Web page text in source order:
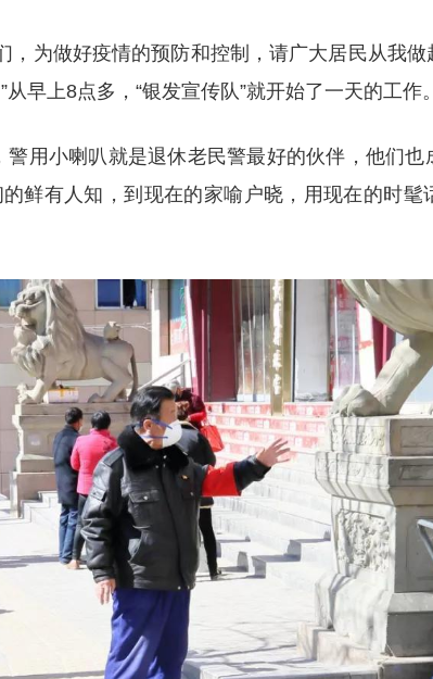
为做好疫情的预防和控制，请广大居民从我做
早上8点多，“银发宣传队”就开始了一天的工作。
小喇叭就是退休老民警最好的伙伴，他们也
鲜有人知，到现在的家喻户晓，用现在的时